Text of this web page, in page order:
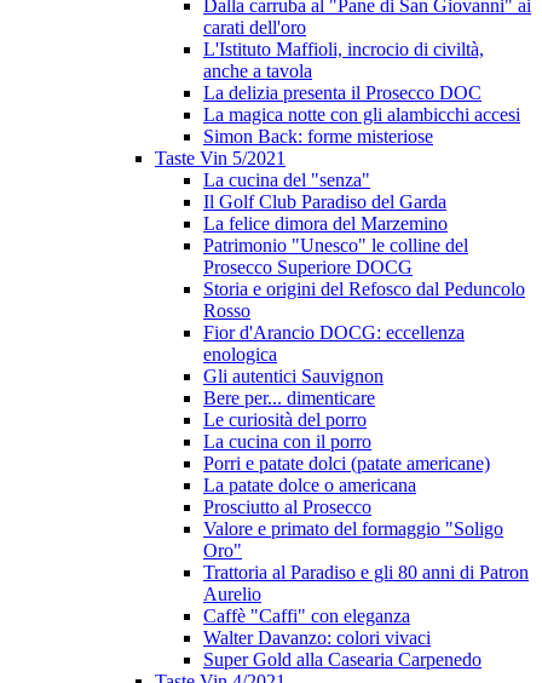
Dalla carruba al "Pane di San Giovanni" ai
carati dell'oro
L'Istituto Maffioli, incrocio di civiltà,
anche a tavola
La delizia presenta il Prosecco DOC
La magica notte con gli alambicchi accesi
Simon Back: forme misteriose
Taste Vin 5/2021
La cucina del "senza"
Il Golf Club Paradiso del Garda
La felice dimora del Marzemino
Patrimonio "Unesco" le colline del
Prosecco Superiore DOCG
Storia e origini del Refosco dal Peduncolo
Rosso
Fior d'Arancio DOCG: eccellenza
enologica
Gli autentici Sauvignon
Bere per... dimenticare
Le curiosità del porro
La cucina con il porro
Porri e patate dolci (patate americane)
La patate dolce o americana
Prosciutto al Prosecco
Valore e primato del formaggio "Soligo
Oro"
Trattoria al Paradiso e gli 80 anni di Patron
Aurelio
Caffè "Caffi" con eleganza
Walter Davanzo: colori vivaci
Super Gold alla Casearia Carpenedo